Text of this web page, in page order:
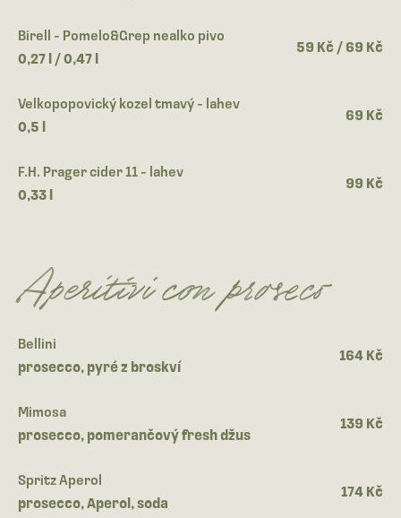
Birell - Pomelo&Grep nealko pivo
0,27 l / 0,47 l
59 Kč / 69 Kč
Velkopopovický kozel tmavý - lahev
0,5 l
69 Kč
F.H. Prager cider 11 - lahev
0,33 l
99 Kč
Aperitivi con proseco
Bellini
prosecco, pyré z broskví
164 Kč
Mimosa
prosecco, pomerančový fresh džus
139 Kč
Spritz Aperol
prosecco, Aperol, soda
174 Kč